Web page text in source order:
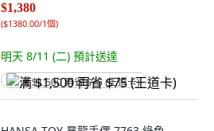
$1,380
($1380.00/1個)
明天 8/11 (二) 預計送達
满 $1,500 再省 $75 (王道卡)